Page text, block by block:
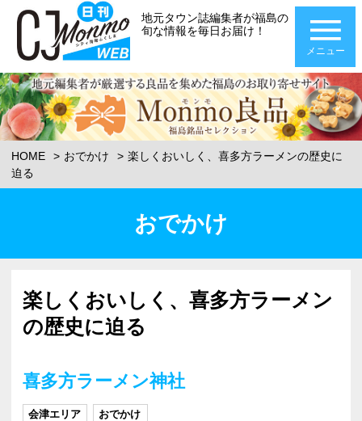
地元タウン誌編集者が福島の
旬な情報を毎日お届け！
メニュー
HOME おでかけ
楽しくおいしく、喜多方ラーメンの歴史に
迫る
おでかけ
楽しくおいしく、喜多方ラーメン
の歴史に迫る
喜多方ラーメン神社
会津エリア おでかけ